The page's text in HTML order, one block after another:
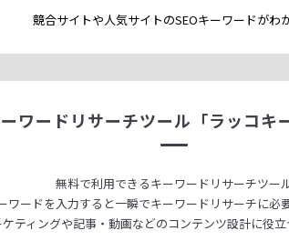
競合サイトや人気サイトのSEOキーワードがわ
ワードリサーチツール 「ラッコキ
無料で利用できるキーワードリサーチツー
ワードを入力すると一瞬でキーワードリサーチに必
ケティングや記事・動画などのコンテンツ設計に役立